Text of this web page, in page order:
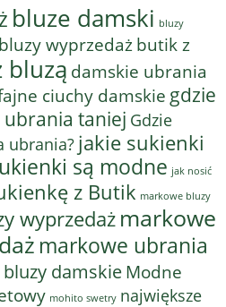
bluze damski bluzy
bluzy wyprzedaż butik z
bluzą damskie ubrania
ciuchy damskie gdzie
taniej Gdzie
ubrania? jakie sukienki
są modne jak nosić
z Butik markowe bluzy
wyprzedaż markowe
markowe ubrania
damskie Modne
mohito swetry największe